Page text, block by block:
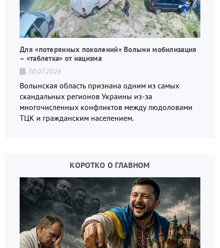
Для «потерянных поколений» Волыни мобилизация
– «таблетка» от нацизма
30.07.2026
Волынская область признана одним из самых
скандальных регионов Украины из-за
многочисленных конфликтов между людоловами
ТЦК и гражданским населением.
КОРОТКО О ГЛАВНОМ